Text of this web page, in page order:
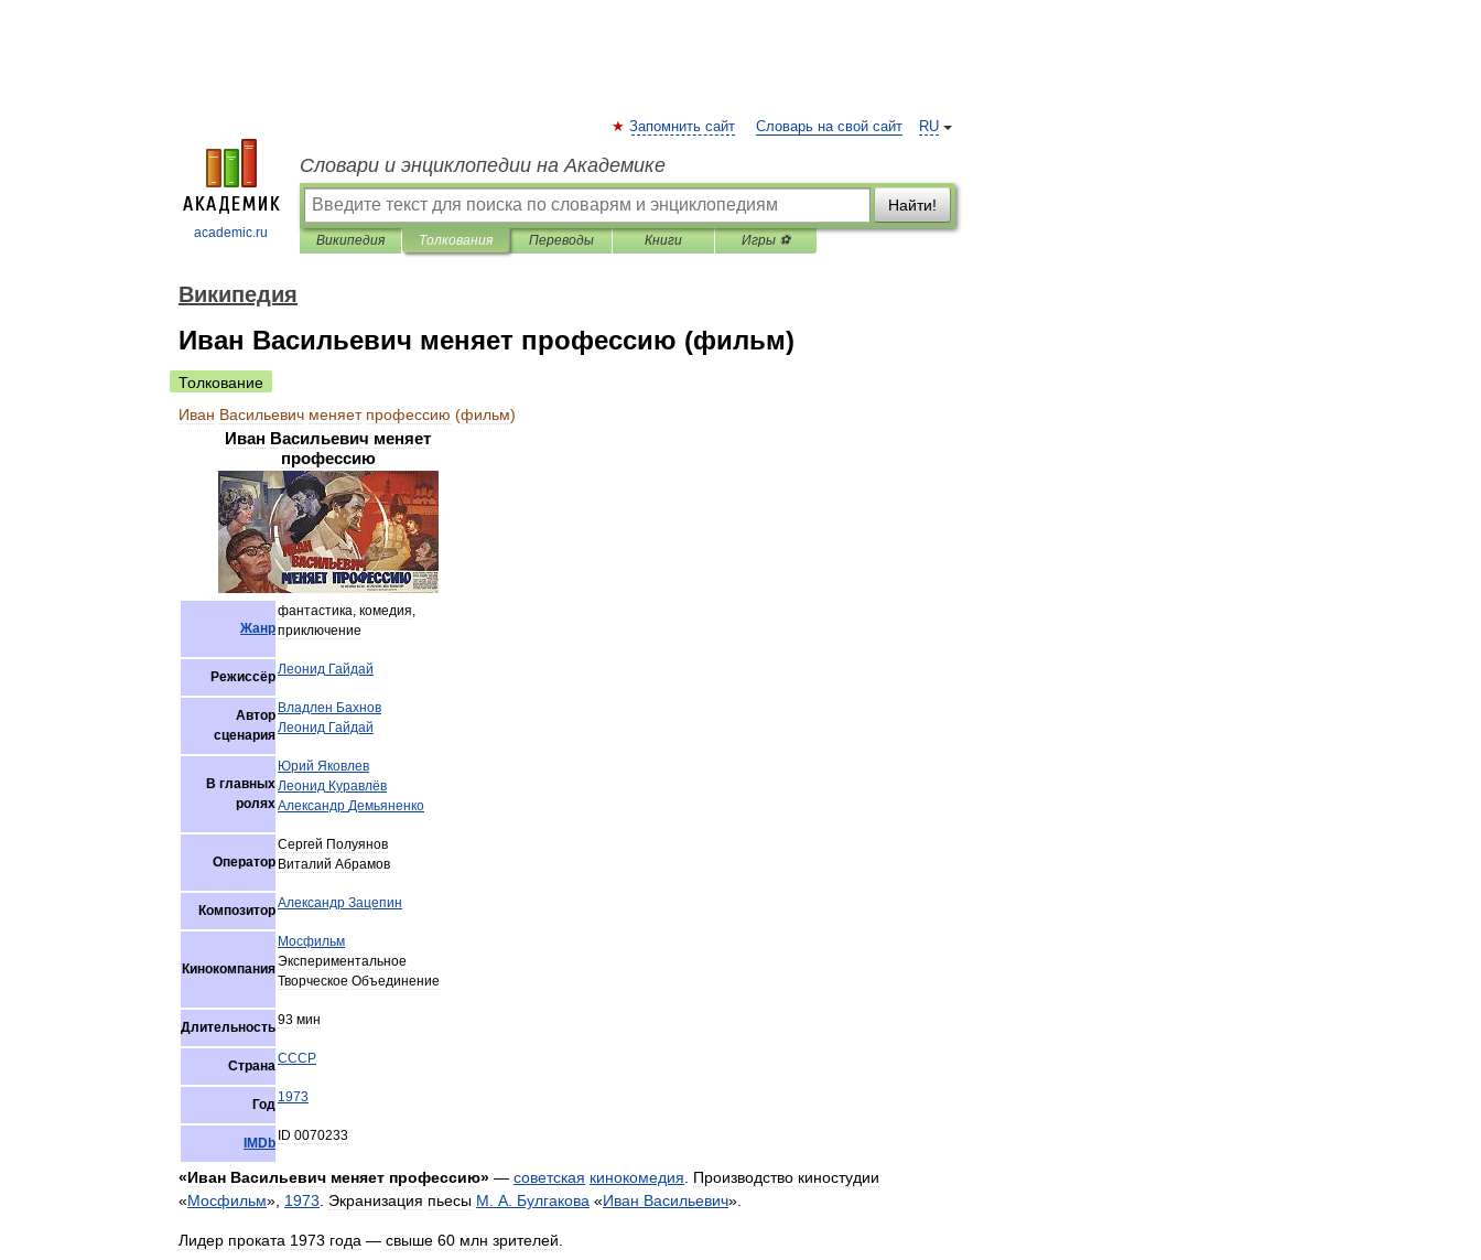
academic.ru
RU
Запомнить сайт Словарь на свой сайт
Словари и энциклопедии на Академике
Найти!
Википедия Толкования Переводы Книги Игры ⚽
Википедия
Иван Васильевич меняет профессию (фильм)
Толкование
Иван Васильевич меняет профессию (фильм)
Иван Васильевич меняет
профессию
Жанр
фантастика, комедия,
приключение
РежиссёрЛеонид Гайдай
Автор
сценария
Владлен Бахнов
Леонид Гайдай
В главных
ролях
Юрий Яковлев
Леонид Куравлёв
Александр Демьяненко
Оператор
Сергей Полуянов
Виталий Абрамов
КомпозиторАлександр Зацепин
Кинокомпания
Мосфильм
Экспериментальное
Творческое Объединение
Длительность93 мин
СтранаСССР
Год 1973
IMDb ID 0070233
«Иван Васильевич меняет профессию» — советская кинокомедия Производство киностудии
«Мосфильм», 1973 Экранизация пьесы М А Булгакова «Иван Васильевич».
Лидер проката 1973 года — свыше 60 млн зрителей